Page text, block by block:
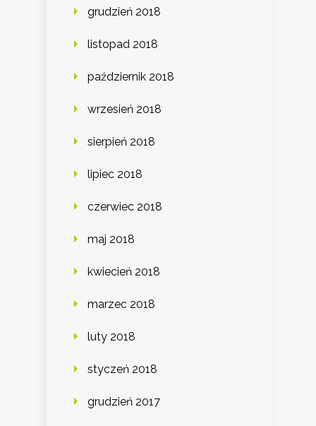
grudzień 2018
listopad 2018
październik 2018
wrzesień 2018
sierpień 2018
lipiec 2018
czerwiec 2018
maj 2018
kwiecień 2018
marzec 2018
luty 2018
styczeń 2018
grudzień 2017